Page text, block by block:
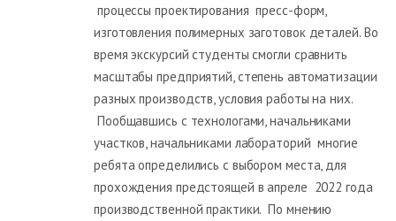
процессы проектирования пресс-форм,
изготовления полимерных заготовок деталей. Во
время экскурсий студенты смогли сравнить
масштабы предприятий, степень автоматизации
разных производств, условия работы на них.
Пообщавшись с технологами, начальниками
участков, начальниками лабораторий многие
ребята определились с выбором места, для
прохождения предстоящей в апреле 2022 года
производственной практики. По мнению